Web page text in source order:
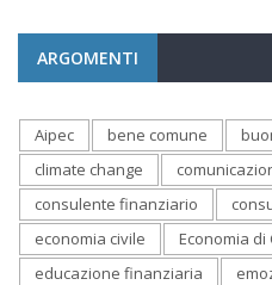
ARGOMENTI
Aipec bene comune
climate change
consulente finanziario
economia civile
Economia di
educazione finanziaria